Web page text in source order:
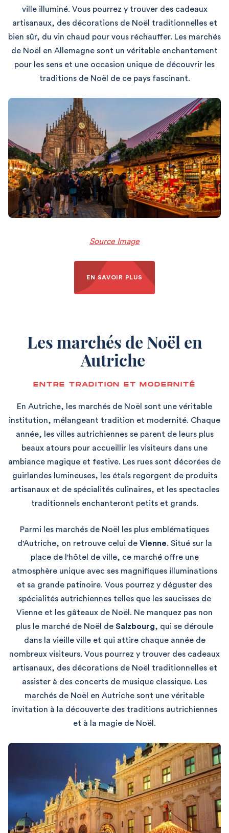
ville illuminé. Vous pourrez y trouver des cadeaux
artisanaux, des décorations de Noël traditionnelles et
bien sûr, du vin chaud pour vous réchauffer. Les marchés
de Noël en Allemagne sont un véritable enchantement
pour les sens et une occasion unique de découvrir les
traditions de Noël de ce pays fascinant.
Source Image
EN SAVOIR PLUS
Les marchés de Noël en
Autriche
ENTRE TRADITION ET MODERNITÉ
En Autriche, les marchés de Noël sont une véritable
institution, mélangeant tradition et modernité. Chaque
année, les villes autrichiennes se parent de leurs plus
beaux atours pour accueillir les visiteurs dans une
ambiance magique et festive. Les rues sont décorées de
guirlandes lumineuses, les étals regorgent de produits
artisanaux et de spécialités culinaires, et les spectacles
traditionnels enchanteront petits et grands.
Parmi les marchés de Noël les plus emblématiques
d'Autriche, on retrouve celui de Vienne. Situé sur la
place de l'hôtel de ville, ce marché offre une
atmosphère unique avec ses magnifiques illuminations
et sa grande patinoire. Vous pourrez y déguster des
spécialités autrichiennes telles que les saucisses de
Vienne et les gâteaux de Noël. Ne manquez pas non
plus le marché de Noël de Salzbourg, qui se déroule
dans la vieille ville et qui attire chaque année de
nombreux visiteurs. Vous pourrez y trouver des cadeaux
artisanaux, des décorations de Noël traditionnelles et
assister à des concerts de musique classique. Les
marchés de Noël en Autriche sont une véritable
invitation à la découverte des traditions autrichiennes
et à la magie de Noël.